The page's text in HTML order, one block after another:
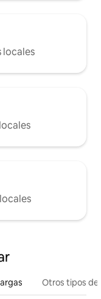
locales
Otros tipos de